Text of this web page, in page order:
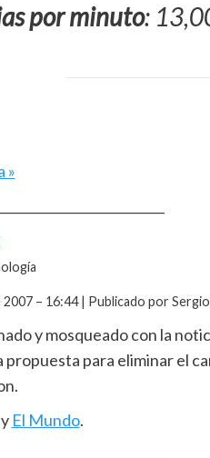
por minuto:
»
– 16:44 | Publicado por Sergio
y mosqueado con la
para eliminar el
y El Mundo.